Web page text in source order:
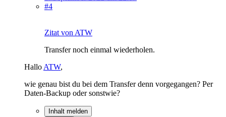
#4
Zitat von ATW
Transfer noch einmal wiederholen.
Hallo ATW,
wie genau bist du bei dem Transfer denn vorgegangen? Per
Daten-Backup oder sonstwie?
Inhalt melden